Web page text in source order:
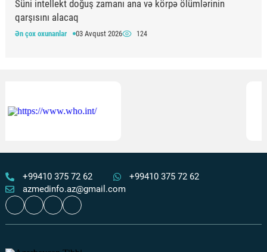
Süni intellekt doğuş zamanı ana və körpə ölümlərinin
qarşısını alacaq
Ən çox oxunanlar 03 Avqust 2026 124
Mərkəzinin anestezioloq-reanimatoloqları üçün simulyasiya
Quranın nazilolma ardıcıllığı və ilahi tərbiyə
+99410 375 72 62
+99410 375 72 62
azmedinfo.az@gmail.com